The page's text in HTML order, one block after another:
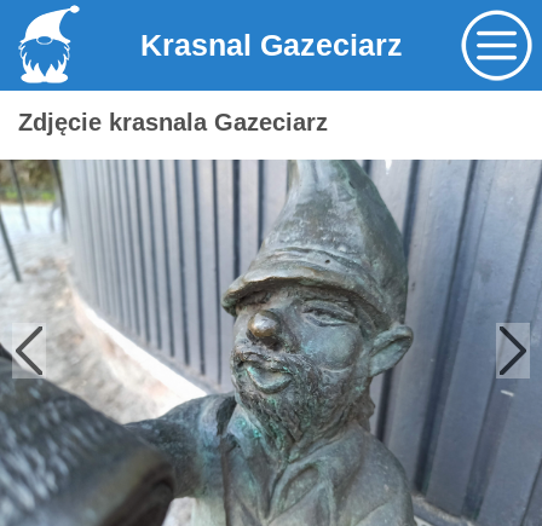
Krasnal Gazeciarz
Zdjęcie krasnala Gazeciarz